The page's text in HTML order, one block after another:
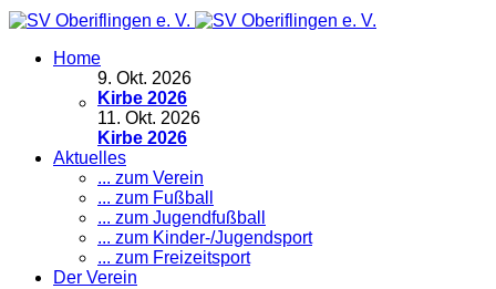
Home
9. Okt. 2026
Kirbe 2026
11. Okt. 2026
Kirbe 2026
Aktuelles
... zum Verein
... zum Fußball
... zum Jugendfußball
... zum Kinder-/Jugendsport
... zum Freizeitsport
Der Verein